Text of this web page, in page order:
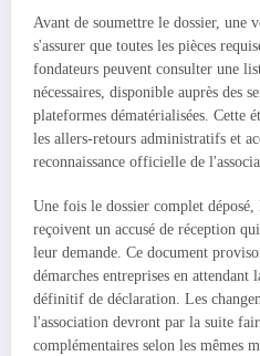
Avant de soumettre le dossier, une
s'assurer que toutes les pièces
fondateurs peuvent consulter une
nécessaires, disponible auprès des
plateformes dématérialisées. Cette
les allers-retours administratifs et
reconnaissance officielle de
Une fois le dossier complet déposé,
reçoivent un accusé de réception
leur demande. Ce document
démarches entreprises en attendant
définitif de déclaration. Les
l'association devront par la suite
complémentaires selon les mêmes